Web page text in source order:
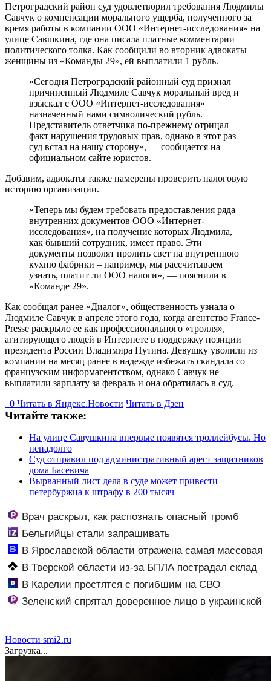
Петроградский район суд удовлетворил требования Людмилы
Савчук о компенсации морального ущерба, полученного за
время работы в компании ООО «Интернет-исследования» на
улице Савшкина, где она писала платные комментарии
политического толка. Как сообщили во вторник адвокаты
женщины из «Команды 29», ей выплатили 1 рубль.
«Сегодня Петроградский районный суд признал
причиненный Людмиле Савчук моральный вред и
взыскал с ООО «Интернет-исследования»
назначенный нами символический рубль.
Представитель ответчика по-прежнему отрицал
факт нарушения трудовых прав, однако в этот раз
суд встал на нашу сторону», — сообщается на
официальном сайте юристов.
Добавим, адвокаты также намерены проверить налоговую
историю организации.
«Теперь мы будем требовать предоставления ряда
внутренних документов ООО «Интернет-
исследования», на получение которых Людмила,
как бывший сотрудник, имеет право. Эти
документы позволят пролить свет на внутреннюю
кухню фабрики – например, мы рассчитываем
узнать, платит ли ООО налоги», — пояснили в
«Команде 29».
Как сообщал ранее «Диалог», общественность узнала о
Людмиле Савчук в апреле этого года, когда агентство France-
Presse раскрыло ее как профессионального «тролля»,
агитирующего людей в Интернете в поддержку позиции
президента России Владимира Путина. Девушку уволили из
компании на месяц ранее в надежде избежать скандала со
французским информагентством, однако Савчук не
выплатили зарплату за февраль и она обратилась в суд.
0 Читать в Яндекс.Новости Читать в Дзен
Читайте также:
На улице Савушкина впервые появятся троллейбусы. Но
ненадолго
Суд отправил под административный арест защитников
дома Басевича
Вырванный лист дела в суде может привести
петербуржца к штрафу в 200 тысяч
Врач раскрыл, как распознать опасный тромб
Бельгийцы стали запрашивать
«визы традиционных ценностей» в посольстве РФ
В Ярославской области отражена самая массовая
атака БПЛА - сбито 88 дронов - Новости на Вести.ru
В Тверской области из-за БПЛА пострадал склад
Вайлдберриз и постройки в СНТ – Новости Твери и
городов Тверской области сегодня - Afanasy.biz –
Тверские новости. Новости
В Карелии простятся с погибшим на СВО
командиром взвода
Зеленский спрятал доверенное лицо в украинской
внешней разведке
Новости smi2.ru
Загрузка...